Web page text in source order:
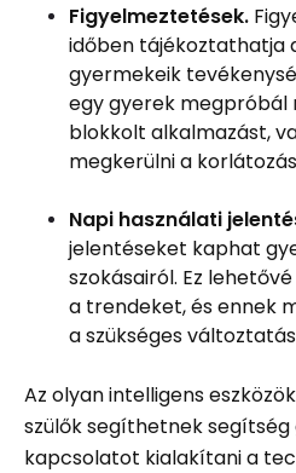
Figyelmeztetések.
időben tájékoztathatja
gyermekeik
egy gyerek megpróbál
blokkolt alkalmazást,
megkerülni a
Napi használati
jelentéseket kaphat
szokásairól. Ez
a trendeket, és ennek
a szükséges
Az olyan intelligens
szülők segíthetnek
kapcsolatot kialakítani a